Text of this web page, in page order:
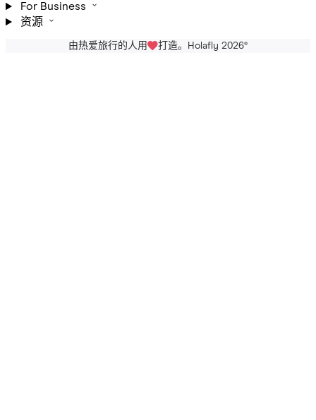
For Business
资源
由热爱旅行的人用 打造。Holafly 2026®